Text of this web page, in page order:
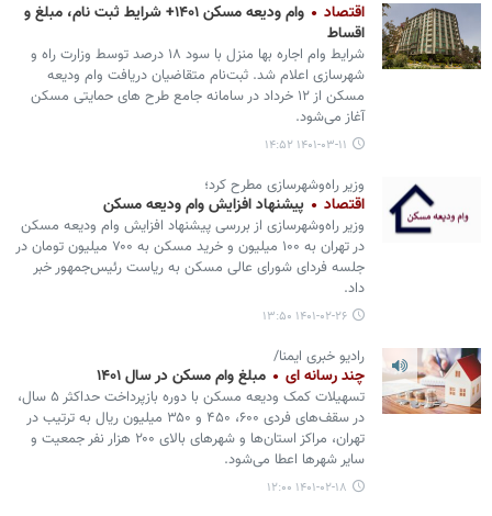
اقتصاد
وام ودیعه مسکن ۱۴۰۱+ شرایط ثبت نام، مبلغ و
اقساط
شرایط وام اجاره بها منزل با سود ۱۸ درصد توسط وزارت راه و
شهرسازی اعلام شد. ثبت‌نام متقاضیان دریافت وام ودیعه
مسکن از ۱۲ خرداد در سامانه جامع طرح های حمایتی مسکن
آغاز می‌شود.
۱۴۰۱-۰۳-۱۱ ۱۴:۵۲
وزیر راه‌وشهرسازی مطرح کرد؛
اقتصاد پیشنهاد افزایش وام ودیعه مسکن
وزیر راه‌وشهرسازی از بررسی پیشنهاد افزایش وام ودیعه مسکن
در تهران به ۱۰۰ میلیون و خرید مسکن به ۷۰۰ میلیون تومان در
جلسه فردای شورای عالی مسکن به ریاست رئیس‌جمهور خبر
داد.
۱۴۰۱-۰۲-۲۶ ۱۳:۵۰
رادیو خبری ایمنا/
چند رسانه ای مبلغ وام مسکن در سال ۱۴۰۱
تسهیلات کمک ودیعه مسکن با دوره بازپرداخت حداکثر ۵ سال،
در سقف‌های فردی ۶۰۰، ۴۵۰ و ۳۵۰ میلیون ریال به ترتیب در
تهران، مراکز استان‌ها و شهرهای بالای ۲۰۰ هزار نفر جمعیت و
سایر شهرها اعطا می‌شود.
۱۴۰۱-۰۲-۱۸ ۱۲:۰۰